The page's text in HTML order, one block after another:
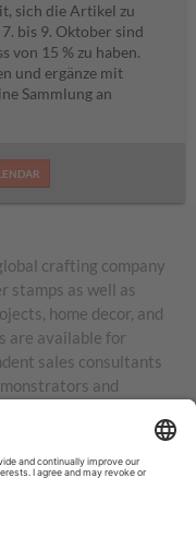
sich die Artikel zu
bis 9. Oktober sind
von 15 % zu haben.
und ergänze mit
Sammlung an
crafting company
stamps as well as
home decor, and
are available for
sales consultants
and
the United Kingdom,